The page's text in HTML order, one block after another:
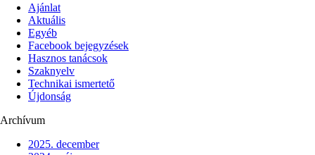
Ajánlat
Aktuális
Egyéb
Facebook bejegyzések
Hasznos tanácsok
Szaknyelv
Technikai ismertető
Újdonság
Archívum
2025. december